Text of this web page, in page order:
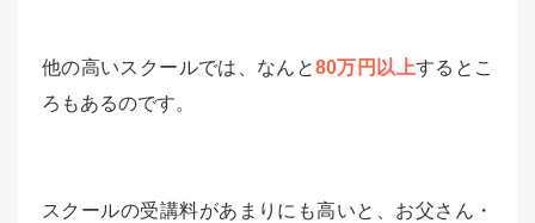
他の高いスクールでは、なんと80万円以上するとこ
ろもあるのです。
スクールの受講料があまりにも高いと、お父さん・